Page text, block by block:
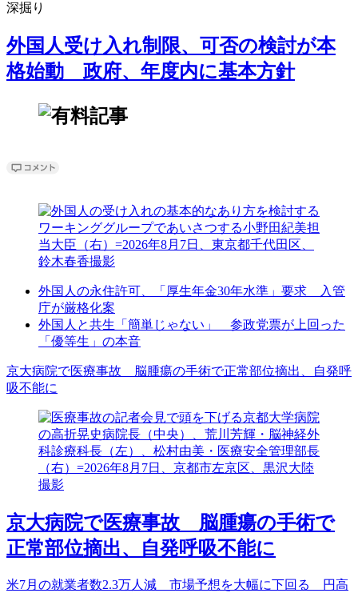
深掘り
外国人受け入れ制限、可否の検討が本
格始動 政府、年度内に基本方針
外国人の永住許可、「厚生年金30年水準」要求 入管
庁が厳格化案
外国人と共生「簡単じゃない」 参政党票が上回った
「優等生」の本音
京大病院で医療事故 脳腫瘍の手術で正常部位摘出、自発呼
吸不能に
京大病院で医療事故 脳腫瘍の手術で
正常部位摘出、自発呼吸不能に
米7月の就業者数2.3万人減 市場予想を大幅に下回る 円高